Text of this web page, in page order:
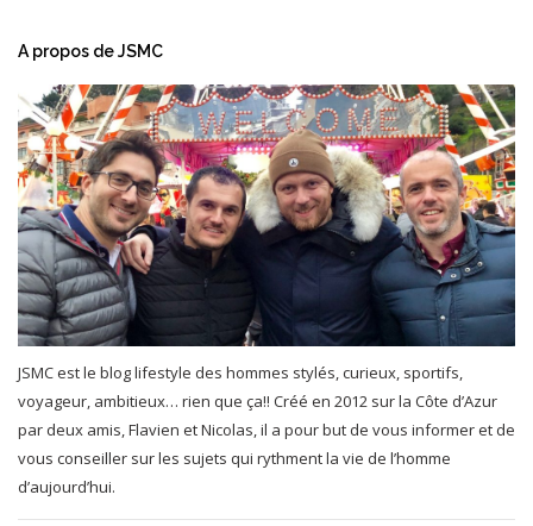
A propos de JSMC
JSMC est le blog lifestyle des hommes stylés, curieux, sportifs,
voyageur, ambitieux… rien que ça!! Créé en 2012 sur la Côte d’Azur
par deux amis, Flavien et Nicolas, il a pour but de vous informer et de
vous conseiller sur les sujets qui rythment la vie de l’homme
d’aujourd’hui.